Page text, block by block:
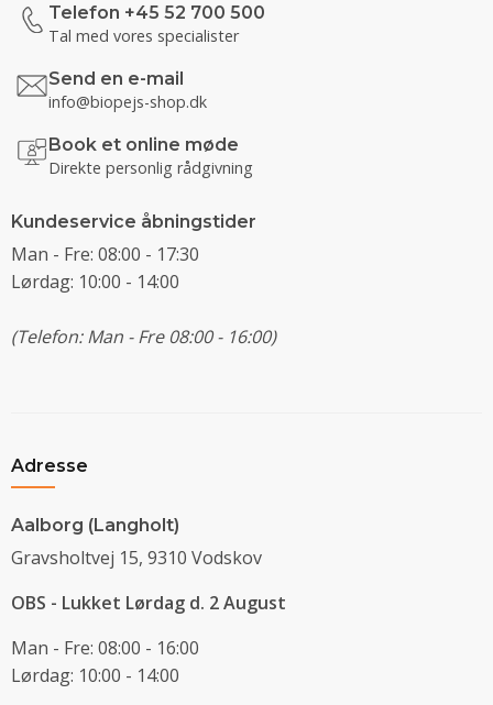
Telefon +45 52 700 500
Tal med vores specialister
Send en e-mail
info@biopejs-shop.dk
Book et online møde
Direkte personlig rådgivning
Kundeservice åbningstider
Man - Fre: 08:00 - 17:30
Lørdag: 10:00 - 14:00
(Telefon: Man - Fre 08:00 - 16:00)
Adresse
Aalborg (Langholt)
Gravsholtvej 15, 9310 Vodskov
OBS - Lukket Lørdag d. 2 August
Man - Fre: 08:00 - 16:00
Lørdag: 10:00 - 14:00